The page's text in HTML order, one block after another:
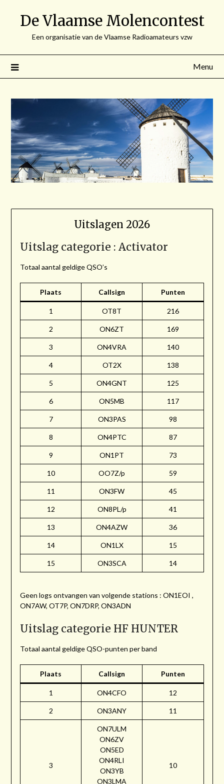
De Vlaamse Molencontest
Een organisatie van de Vlaamse Radioamateurs vzw
Menu
Uitslagen 2026
Uitslag categorie : Activator
Totaal aantal geldige QSO’s
Plaats Callsign Punten
1 OT8T 216
2 ON6ZT 169
3 ON4VRA 140
4 OT2X 138
5 ON4GNT 125
6 ON5MB 117
7 ON3PAS 98
8 ON4PTC 87
9 ON1PT 73
10 OO7Z/p 59
11 ON3FW 45
12 ON8PL/p 41
13 ON4AZW 36
14 ON1LX 15
15 ON3SCA 14
Geen logs ontvangen van volgende stations : ON1EOI ,
ON7AW, OT7P, ON7DRP, ON3ADN
Uitslag categorie HF HUNTER
Totaal aantal geldige QSO-punten per band
Plaats Callsign Punten
1 ON4CFO 12
2 ON3ANY 11
3
ON7ULM
ON6ZV
ON5ED
ON4RLI
ON3YB
ON3LMA
10